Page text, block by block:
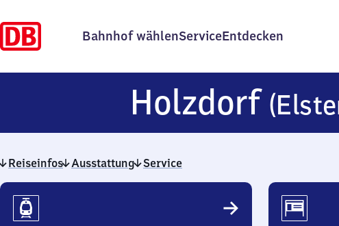
Bahnhof wählenServiceEntdecken
Holzdorf
Reiseinfos Ausstattung Service
Reiseinfos